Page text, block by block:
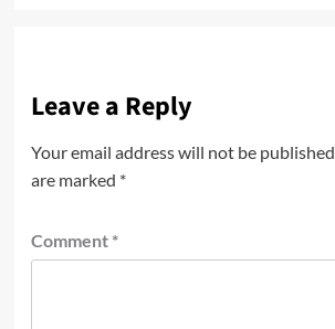
Leave a Reply
Your email address will not be published.
are marked *
Comment *